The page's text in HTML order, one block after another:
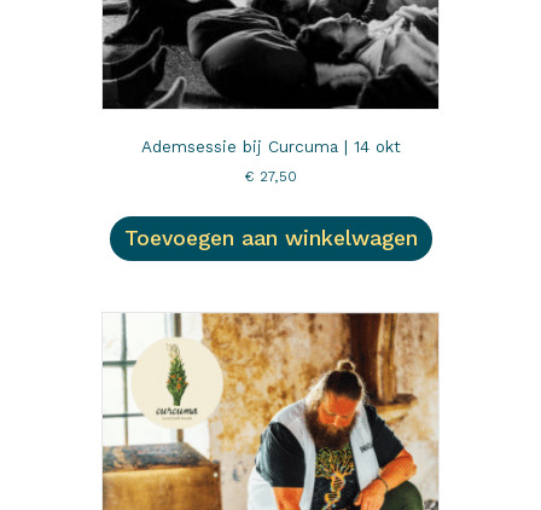
Ademsessie bij Curcuma | 14 okt
€ 27,50
Toevoegen aan winkelwagen